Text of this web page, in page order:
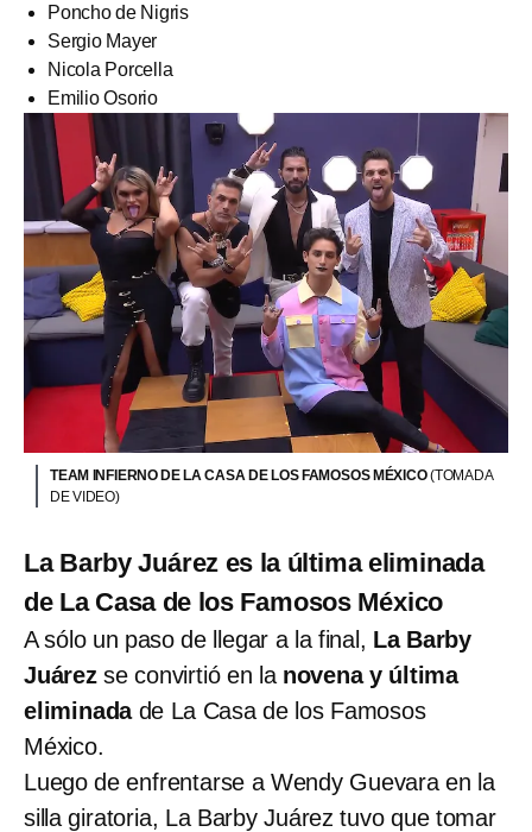
Poncho de Nigris
Sergio Mayer
Nicola Porcella
Emilio Osorio
TEAM INFIERNO DE LA CASA DE LOS FAMOSOS MÉXICO(TOMADA
DE VIDEO)
La Barby Juárez es la última eliminada
de La Casa de los Famosos México
A sólo un paso de llegar a la final, La Barby
Juárezse convirtió en la novena y última
eliminada de La Casa de los Famosos
México.
Luego de enfrentarse a Wendy Guevara en la
silla giratoria, La Barby Juárez tuvo que tomar